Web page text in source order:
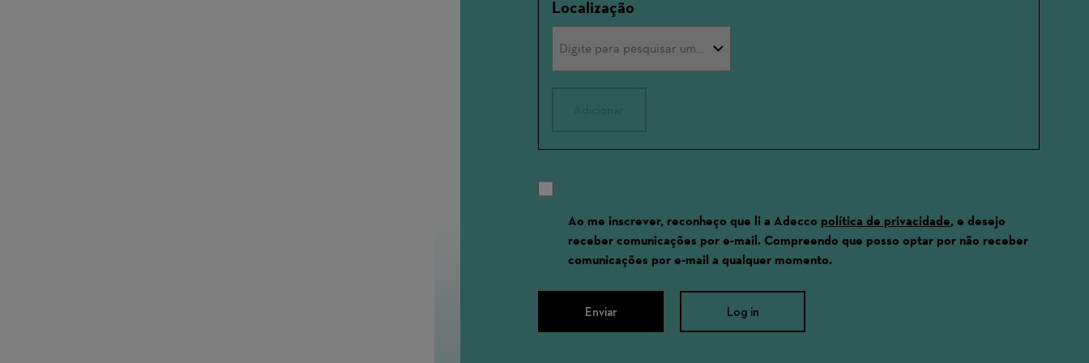
Localização
Ao me inscrever, reconheço que li a Adecco política de privacidade, e desejo
receber comunicações por e-mail. Compreendo que posso optar por não receber
comunicações por e-mail a qualquer momento.
Enviar Log in